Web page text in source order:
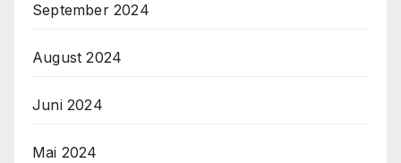
September 2024
August 2024
Juni 2024
Mai 2024